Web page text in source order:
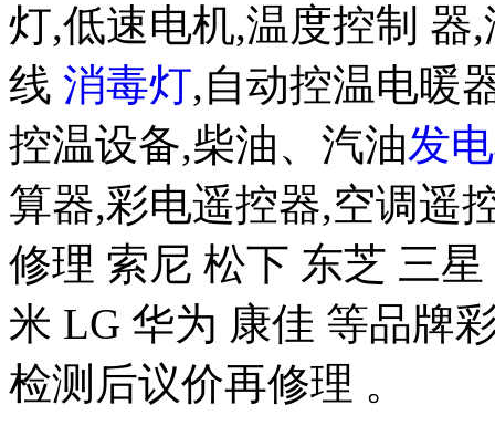
灯,低速电机,温度控制 器
线 消毒灯,自动控温电暖
控温设备,柴油、汽油发
算器,彩电遥控器,空调遥
修理 索尼 松下 东芝 三
米 LG 华为 康佳 等品牌
检测后议价再修理 。